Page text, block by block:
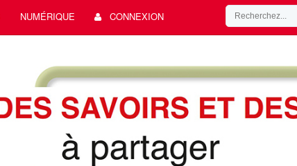
NUMÉRIQUE CONNEXION